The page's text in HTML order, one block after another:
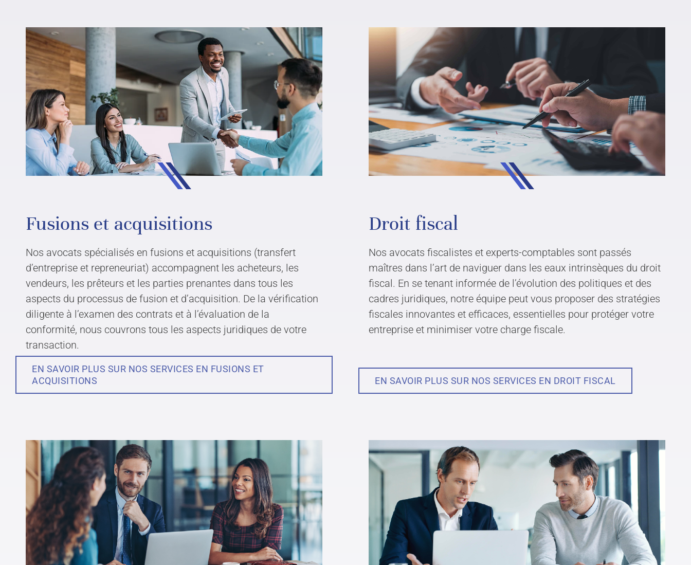
Fusions et acquisitions
Nos avocats spécialisés en fusions et acquisitions (transfert
d’entreprise et repreneuriat) accompagnent les acheteurs, les
vendeurs, les prêteurs et les parties prenantes dans tous les
aspects du processus de fusion et d’acquisition. De la vérification
diligente à l’examen des contrats et à l’évaluation de la
conformité, nous couvrons tous les aspects juridiques de votre
transaction.
EN SAVOIR PLUS SUR NOS SERVICES EN FUSIONS ET
ACQUISITIONS
Droit fiscal
Nos avocats fiscalistes et experts-comptables sont passés
maîtres dans l’art de naviguer dans les eaux intrinsèques du droit
fiscal. En se tenant informée de l’évolution des politiques et des
cadres juridiques, notre équipe peut vous proposer des stratégies
fiscales innovantes et efficaces, essentielles pour protéger votre
entreprise et minimiser votre charge fiscale.
EN SAVOIR PLUS SUR NOS SERVICES EN DROIT FISCAL
EXPERTISE
Fusions et acquisitions
Services en droit fiscal
Services en droit corporatif
À PROPOS
Équipe
NOUS JOINDRE
Paquette et Associés Avocats
Inc.
H9H 5B9